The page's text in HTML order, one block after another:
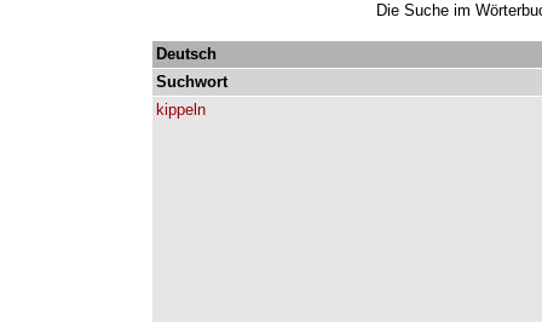
Die Suche im
Deutsch
Suchwort
kippeln